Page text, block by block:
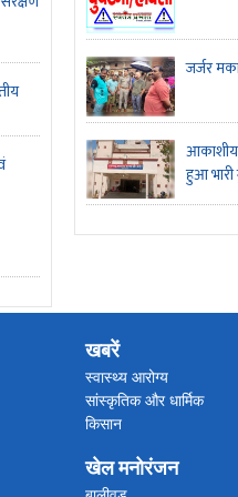
जर्जर
हुआ
खबरें
स्वास्थ्य आरोग्य
सांस्कृतिक और धार्मिक
किसान
कारोबार
खेल मनोरंजन